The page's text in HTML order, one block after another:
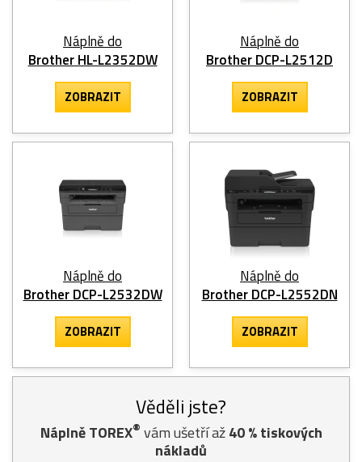
Náplně do
Brother HL-L2352DW
ZOBRAZIT
Náplně do
Brother DCP-L2512D
ZOBRAZIT
Náplně do
Brother DCP-L2532DW
ZOBRAZIT
Náplně do
Brother DCP-L2552DN
ZOBRAZIT
Věděli jste?
Náplně TOREX® vám ušetří až40% tiskových
nákladů